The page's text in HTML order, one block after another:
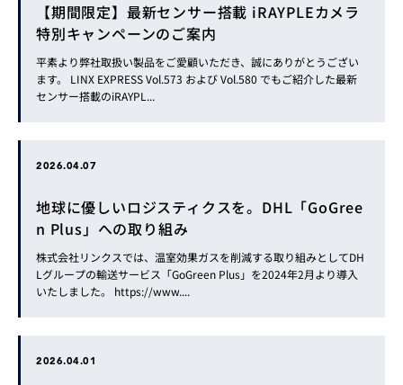
【期間限定】最新センサー搭載 iRAYPLEカメラ
特別キャンペーンのご案内
平素より弊社取扱い製品をご愛顧いただき、誠にありがとうござい
ます。 LINX EXPRESS Vol.573 および Vol.580 でもご紹介した最新
センサー搭載のiRAYPL...
2026.04.07
地球に優しいロジスティクスを。DHL「GoGree
n Plus」への取り組み
株式会社リンクスでは、温室効果ガスを削減する取り組みとしてDH
Lグループの輸送サービス「GoGreen Plus」を2024年2月より導入
いたしました。 https://www....
2026.04.01